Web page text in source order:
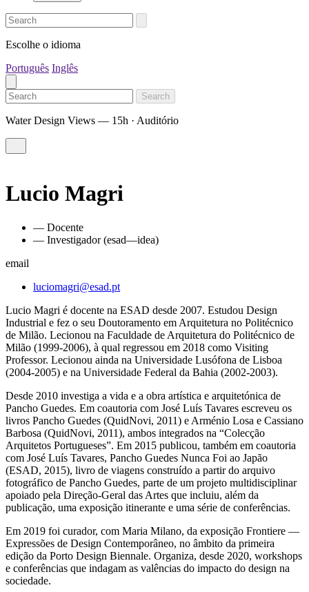
Escolhe o idioma
Português Inglês
Search
Water Design Views — 15h · Auditório
Lucio Magri
— Docente
— Investigador (esad—idea)
email
luciomagri@esad.pt
Lucio Magri é docente na ESAD desde 2007. Estudou Design
Industrial e fez o seu Doutoramento em Arquitetura no Politécnico
de Milão. Lecionou na Faculdade de Arquitetura do Politécnico de
Milão (1999-2006), à qual regressou em 2018 como Visiting
Professor. Lecionou ainda na Universidade Lusófona de Lisboa
(2004-2005) e na Universidade Federal da Bahia (2002-2003).
Desde 2010 investiga a vida e a obra artística e arquitetónica de
Pancho Guedes. Em coautoria com José Luís Tavares escreveu os
livros Pancho Guedes (QuidNovi, 2011) e Arménio Losa e Cassiano
Barbosa (QuidNovi, 2011), ambos integrados na “Colecção
Arquitetos Portugueses”. Em 2015 publicou, também em coautoria
com José Luís Tavares, Pancho Guedes Nunca Foi ao Japão
(ESAD, 2015), livro de viagens construído a partir do arquivo
fotográfico de Pancho Guedes, parte de um projeto multidisciplinar
apoiado pela Direção-Geral das Artes que incluiu, além da
publicação, uma exposição itinerante e uma série de conferências.
Em 2019 foi curador, com Maria Milano, da exposição Frontiere —
Expressões de Design Contemporâneo, no âmbito da primeira
edição da Porto Design Biennale. Organiza, desde 2020, workshops
e conferências que indagam as valências do impacto do design na
sociedade.